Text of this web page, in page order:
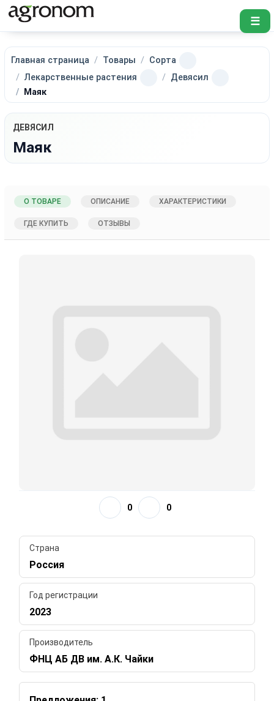
☰
Главная страница Товары
Сорта
Лекарственные растения
Девясил
Маяк
ДЕВЯСИЛ
Маяк
О ТОВАРЕ ОПИСАНИЕ ХАРАКТЕРИСТИКИ
ГДЕ КУПИТЬ ОТЗЫВЫ
0 0
Страна
Россия
Год регистрации
2023
Производитель
ФНЦ АБ ДВ им. А.К. Чайки